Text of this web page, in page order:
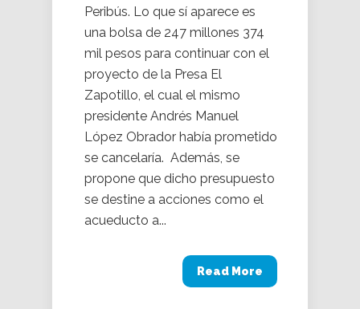
Peribús. Lo que sí aparece es
una bolsa de 247 millones 374
mil pesos para continuar con el
proyecto de la Presa El
Zapotillo, el cual el mismo
presidente Andrés Manuel
López Obrador había prometido
se cancelaría. Además, se
propone que dicho presupuesto
se destine a acciones como el
acueducto a...
Read More